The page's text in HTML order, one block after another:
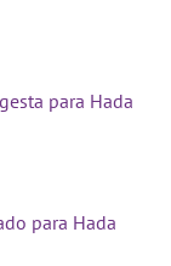
para Hada
para Hada